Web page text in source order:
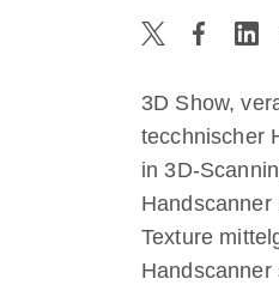
3D Show,
tecchnischer
in 3D-
Texture